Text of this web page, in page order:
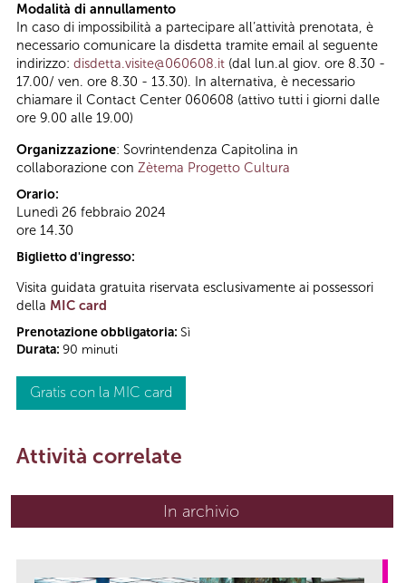
Modalità di annullamento
In caso di impossibilità a partecipare all’attività prenotata, è
necessario comunicare la disdetta tramite email al seguente
indirizzo: disdetta.visite@060608.it (dal lun.al giov. ore 8.30 -
17.00/ ven. ore 8.30 - 13.30). In alternativa, è necessario
chiamare il Contact Center 060608 (attivo tutti i giorni dalle
ore 9.00 alle 19.00)
Organizzazione: Sovrintendenza Capitolina in
collaborazione con Zètema Progetto Cultura
Orario:
Lunedì 26 febbraio 2024
ore 14.30
Biglietto d'ingresso:
Visita guidata gratuita riservata esclusivamente ai possessori
della MIC card
Prenotazione obbligatoria: Sì
Durata: 90 minuti
Gratis con la MIC card
Attività correlate
In archivio